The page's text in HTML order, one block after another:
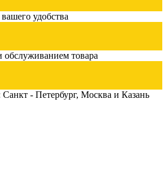
удобства
товара
- Петербург, Москва и Казань